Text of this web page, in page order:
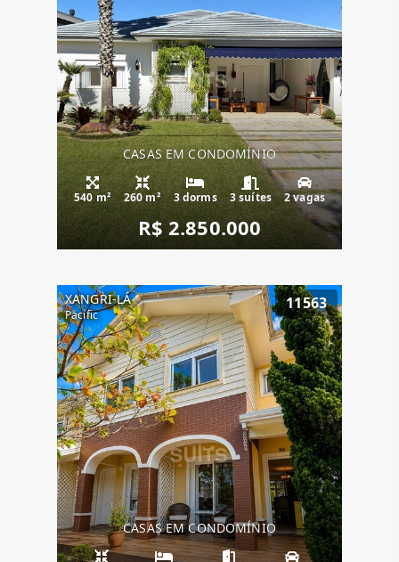
CASAS EM CONDOMÍNIO
540 m² 260 m² 3 dorms 3 suítes 2 vagas
R$ 2.850.000
XANGRI-LÁ
Pacific
11563
CASAS EM CONDOMÍNIO